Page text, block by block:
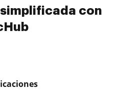
simplificada con